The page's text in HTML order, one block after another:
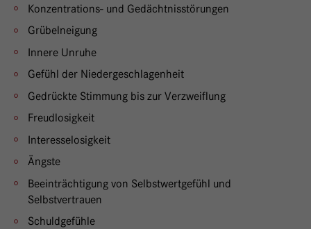
Konzentrations- und Gedächtnisstörungen
Grübelneigung
Innere Unruhe
Gefühl der Niedergeschlagenheit
Gedrückte Stimmung bis zur Verzweiflung
Freudlosigkeit
Interesselosigkeit
Ängste
Beeinträchtigung von Selbstwertgefühl und
Selbstvertrauen
Schuldgefühle